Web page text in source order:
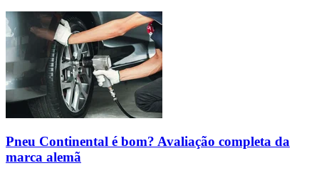
Pneu Continental é bom? Avaliação completa da
marca alemã